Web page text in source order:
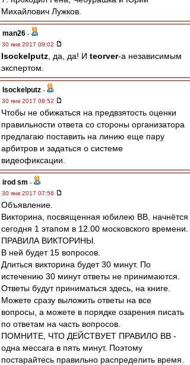
Михайлович Лужков.
man26 -
30 янв 2017 09:02
Isockelputz , да, да! И teorver-а независимым
экспертом.
Isockelputz -
30 янв 2017 08:52
Чтобы не обижаться на предвзятость оценки
правильности ответа со стороны организатора
предлагаю поставить на линию еще пару
арбитров и задаться о системе
видеофиксации.
irod sm -
30 янв 2017 07:56
Объявление.
Викторина, посвященная юбилею ВВ, начнётся
сегодня 1 этапом в 12.00 московского времени.
ПРАВИЛА ВИКТОРИНЫ.
В ней будет 15 вопросов.
Длиться викторина будет 30 минут. По
истечению 30 минут ответы не принимаются.
Ответы будут приниматься здесь, на книге.
Можете сразу выложить ответы на все
вопросы, а можете в порядке озарения писать
по ответам на часть вопросов.
ПОМНИТЕ, ЧТО ДЕЙСТВУЕТ ПРАВИЛО ВВ -
одна мессага в пять минут. Поэтому
постарайтесь правильно распределить время.